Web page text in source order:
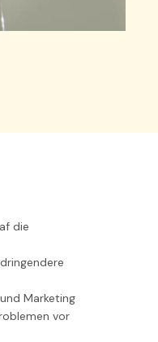
die
Marketing
vor